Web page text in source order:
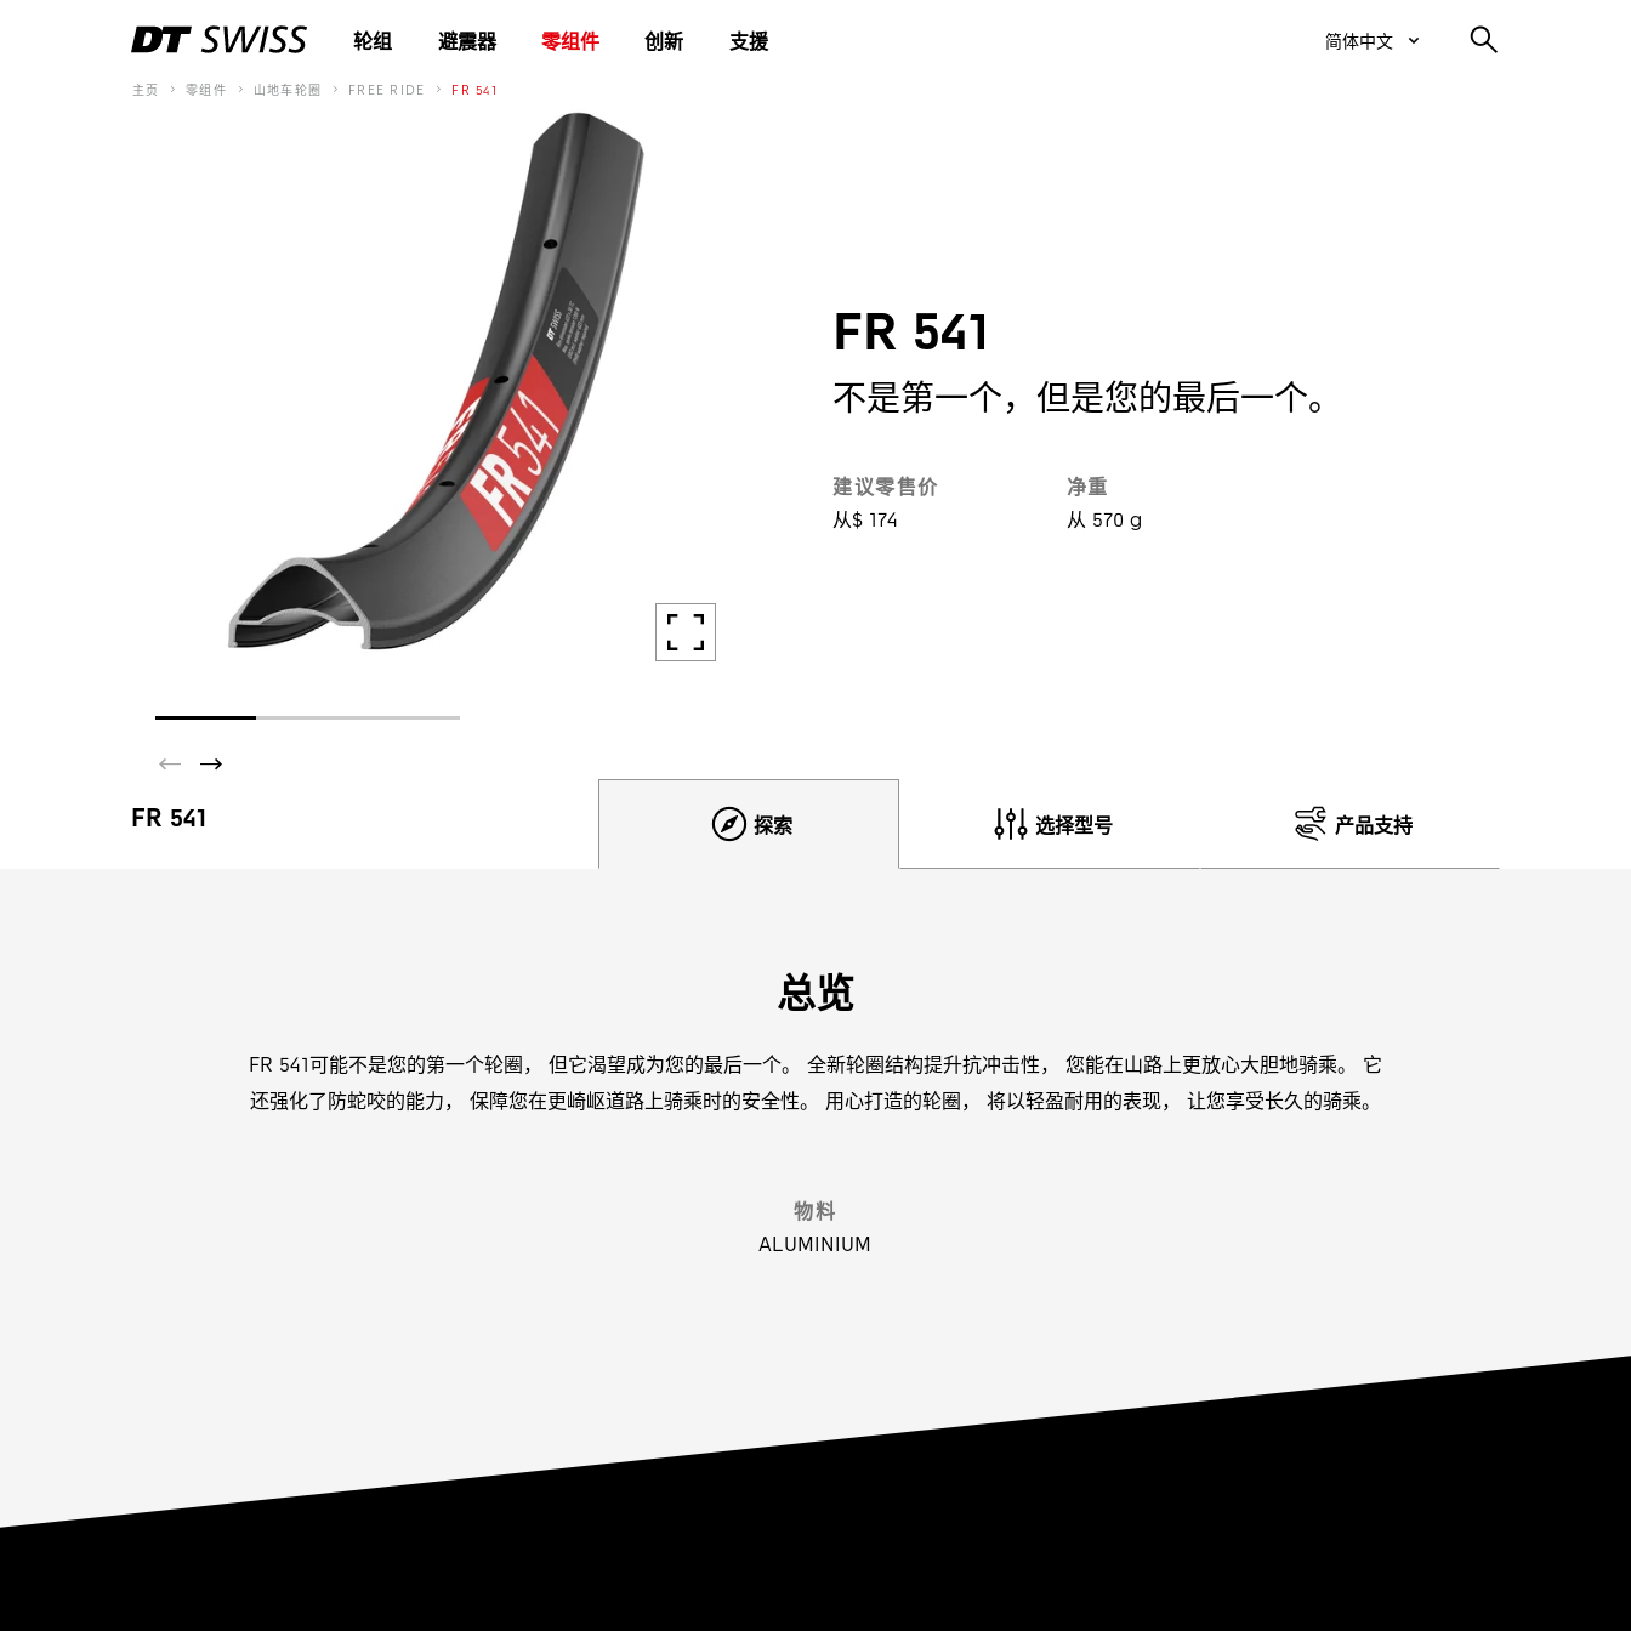
轮组 避震器 零组件 创新 支援 简体中文
主页 零组件 山地车轮圈 FREE RIDE FR 541
FR 541
不是第一个，但是您的最后一个。
建议零售价
从$ 174
净重
从 570 g
FR 541 探索 选择型号 产品支持
总览
FR 541可能不是您的第一个轮圈， 但它渴望成为您的最后一个。 全新轮圈结构提升抗冲击性， 您能在山路上更放心大胆地骑乘。 它
还强化了防蛇咬的能力， 保障您在更崎岖道路上骑乘时的安全性。 用心打造的轮圈， 将以轻盈耐用的表现， 让您享受长久的骑乘。
物料
ALUMINIUM